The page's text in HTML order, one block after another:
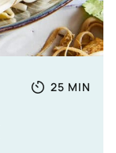
Totale
25 MIN